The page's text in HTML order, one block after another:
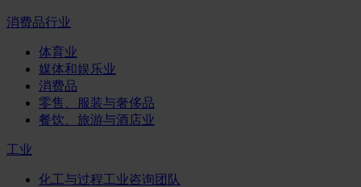
消费品行业
体育业
媒体和娱乐业
消费品
零售、服装与奢侈品
餐饮、旅游与酒店业
工业
化工与过程工业咨询团队